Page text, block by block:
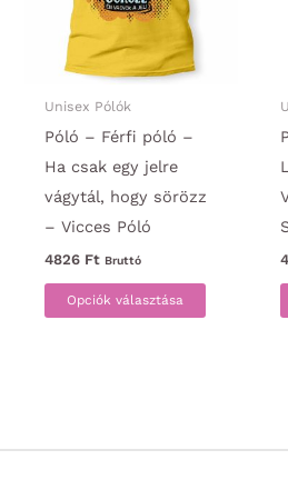
Unisex Pólók
Póló – Férfi póló –
Ha csak egy jelre
vágytál, hogy sörözz
– Vicces Póló
4826 Ft Bruttó
Opciók választása
Ennek
a